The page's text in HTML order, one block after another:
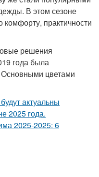
В этом сезоне
практичности
решения
года была
цветами